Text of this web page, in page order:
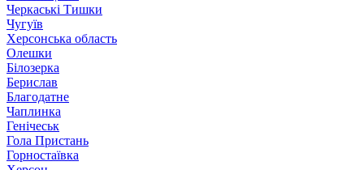
Черкаські Тишки
Чугуїв
Херсонська область
Олешки
Білозерка
Берислав
Благодатне
Чаплинка
Генічеськ
Гола Пристань
Горностаївка